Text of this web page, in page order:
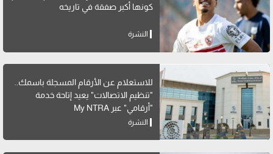
كونها أكبر صفقة في تاريخه
النشرة
للاستعلام عن الأرقام المسجلة باسمك..
"تنظيم الاتصالات" يعيد إتاحة خدمة
"أرقامي" عبر My NTRA
النشرة